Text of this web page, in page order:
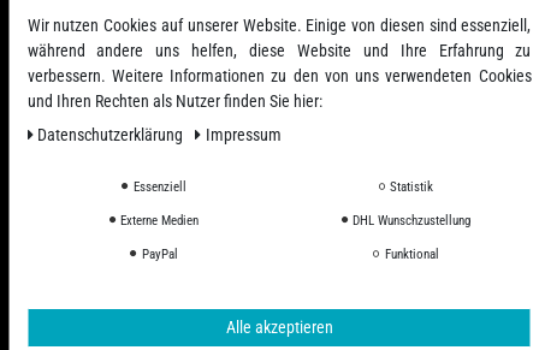
© 2006 - 2026 PHD-24 / Alle Rechte vorbehalten.
Wir nutzen Cookies auf unserer Website. Einige von diesen sind essenziell,
während andere uns helfen, diese Website und Ihre Erfahrung zu
verbessern. Weitere Informationen zu den von uns verwendeten Cookies
und Ihren Rechten als Nutzer finden Sie hier:
Daten­schutz­erklärung
Impressum
Essenziell Statistik
Externe Medien DHL Wunschzustellung
PayPal Funktional
Alle akzeptieren